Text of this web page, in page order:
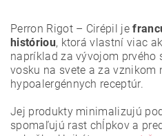
Perron Rigot – Cirépil je
históriou, ktorá vlastní viac
napríklad za vývojom prvého
vosku na svete a za vznikom
hypoalergénnych receptúr.
Jej produkty minimalizujú
spomaľujú rast chĺpkov a